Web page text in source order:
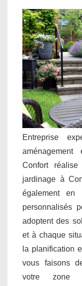
Entreprise
Confort
jardinage à
également en
personnalisés
adoptent des
et à chaque
la planification
vous faisons
votre zone